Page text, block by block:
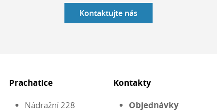
Kontaktujte nás
Prachatice
Nádražní 228
Kontakty
Objednávky